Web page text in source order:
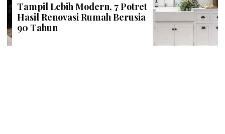
Tampil Lebih Modern, 7 Potret
Hasil Renovasi Rumah Berusia
90 Tahun